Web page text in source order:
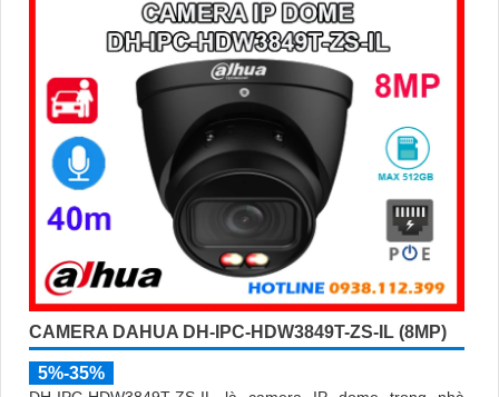
chính xác người và phương tiện giám sát an ninh tốt
CAMERA DAHUA DH-IPC-HDW3849T-ZS-IL (8MP)
5%-35%